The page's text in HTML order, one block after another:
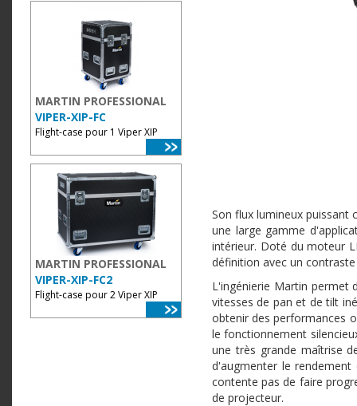
MARTIN PROFESSIONAL
VIPER-XIP-FC
Flight-case pour 1 Viper XIP
MARTIN PROFESSIONAL
VIPER-XIP-FC2
Flight-case pour 2 Viper XIP
Son flux lumineux puissant
une large gamme
intérieur. Doté du moteur
définition avec un
L'ingénierie Martin permet
vitesses de pan et de tilt
obtenir des performances
le fonctionnement
une très grande maîtrise
d'augmenter le
contente pas de faire
de projecteur.